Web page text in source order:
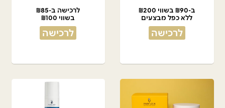
ב-₪90 בשווי ₪200
ללא כפל מבצעים
לרכישה
לרכישה ב-₪85
בשווי ₪100
לרכישה